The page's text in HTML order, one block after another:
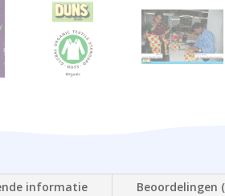
informatie Beoordelingen